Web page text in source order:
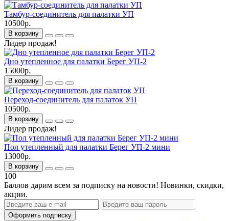
Тамбур-соединитель для палатки УП
10500р.
В корзину
Лидер продаж!
Дно утепленное для палатки Берег УП-2
15000р.
В корзину
Переход-соединитель для палаток УП
10500р.
В корзину
Лидер продаж!
Пол утепленный для палатки Берег УП-2 мини
13000р.
В корзину
100
Баллов дарим всем за подписку на новости! Новинки, скидки,
акции.
Оформить подписку